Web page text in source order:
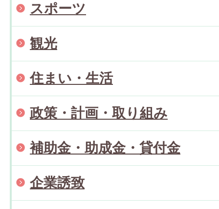
スポーツ
観光
住まい・生活
政策・計画・取り組み
補助金・助成金・貸付金
企業誘致